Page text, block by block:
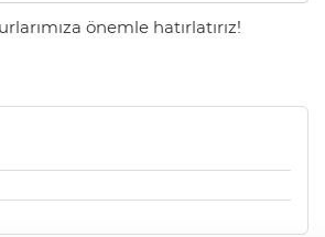
önemle hatırlatırız!